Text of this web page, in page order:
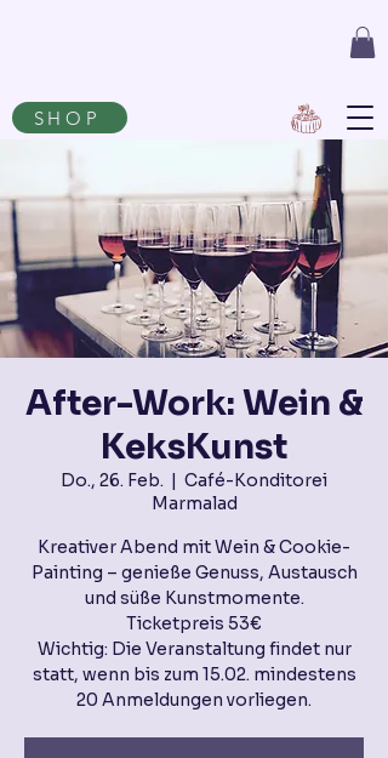
SHOP
After-Work: Wein &
KeksKunst
Do., 26. Feb.
  |
Café-Konditorei
Marmalad
Kreativer Abend mit Wein & Cookie-
Painting – genieße Genuss, Austausch
und süße Kunstmomente.
Ticketpreis 53€
Wichtig: Die Veranstaltung findet nur
statt, wenn bis zum 15.02. mindestens
20 Anmeldungen vorliegen.